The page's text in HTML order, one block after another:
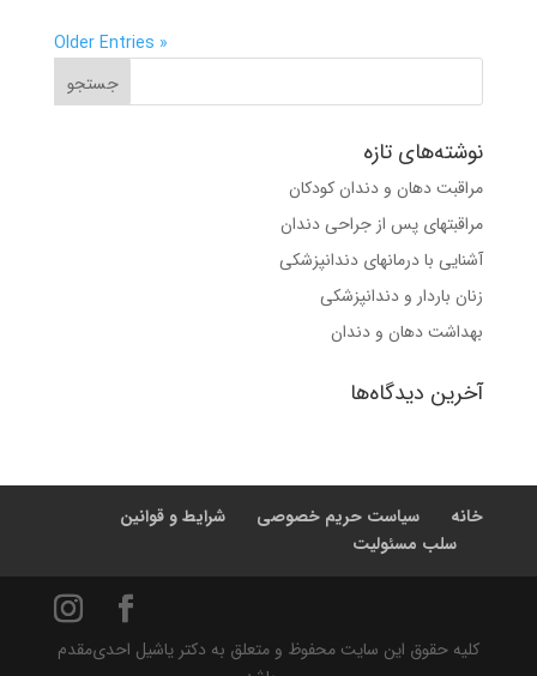
« Older Entries
نوشته‌های تازه
مراقبت دهان و دندان کودکان
مراقبتهای پس از جراحی دندان
آشنایی با درمانهای دندانپزشکی
زنان باردار و دندانپزشکی
بهداشت دهان و دندان
آخرین دیدگاه‌ها
خانه سیاست حریم خصوصی
شرایط و قوانین
سلب مسئولیت
کلیه حقوق این سایت محفوظ و متعلق به دکتر یاشیل احدی‌مقدم